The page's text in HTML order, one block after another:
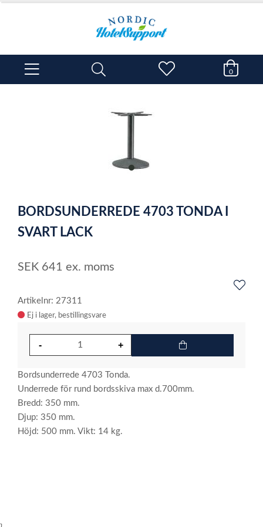
0
item
of
1
BORDSUNDERREDE 4703 TONDA I
SVART LACK
SEK 641 ex. moms
Artikelnr: 27311
Ej i lager
Bordsunderrede 4703 Tonda.
Underrede för rund bordsskiva max d.700mm.
Bredd: 350 mm.
Djup: 350 mm.
Höjd: 500 mm. Vikt: 14 kg.